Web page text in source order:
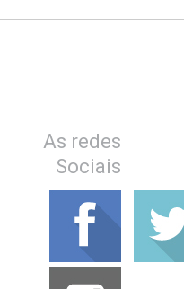
As redes
Sociais